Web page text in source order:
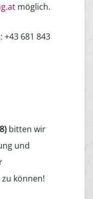
möglich.
+43 681 843
bitten wir
und
können!